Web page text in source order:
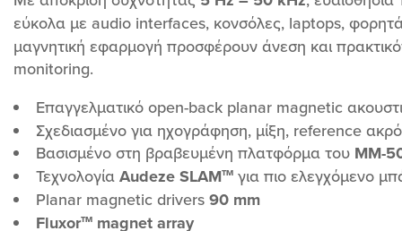
Ακούστε βαθύτερα σε κάθε
μίξη και μην αφήσετε ούτε μια
λεπτομέρεια να περάσει
απαρατήρητη χάρη στην
και εξαιρετικά χαμηλή
παραμόρφωση από τους
πρόσφατα σχεδιασμένους
επίπεδους μαγνητικούς
οδηγούς του MM-100.
Κατασκευασμένο με την ίδια
απαιτητική αφοσίωση όπως η
ναυαρχίδα μας LCD-5, και
εύκολα με audio interfaces, κονσόλες, laptops,
μαγνητική εφαρμογή προσφέρουν άνεση και
monitoring.
Επαγγελματικό open-back planar magnetic
Σχεδιασμένο για ηχογράφηση, μίξη, reference
Βασισμένο στη βραβευμένη πλατφόρμα του MM-
Τεχνολογία Audeze SLAM™ για πιο ελεγχόμενο
Planar magnetic drivers 90 mm
Fluxor™ magnet array